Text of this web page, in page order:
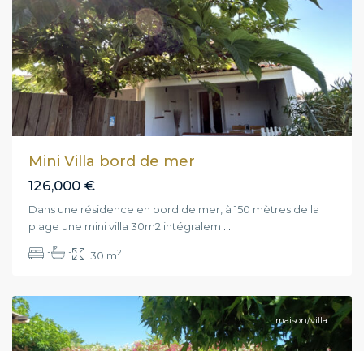
Mini Villa bord de mer
126,000 €
Dans une résidence en bord de mer, à 150 mètres de la
plage une mini villa 30m2 intégralem
1 1 30 m2
Poggio-
maison/villa